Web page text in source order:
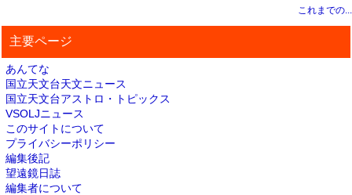
これまでの...
主要ページ
あんてな
国立天文台天文ニュース
国立天文台アストロ・トピックス
VSOLJニュース
このサイトについて
プライバシーポリシー
編集後記
望遠鏡日誌
編集者について